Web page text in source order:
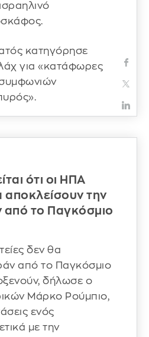
κατηγόρησε
για «κατάφωρες
ότι οι ΗΠΑ
την
από το Παγκόσμιο
δεν θα
από το Παγκόσμιο
δήλωσε ο
Μάρκο Ρούμπιο,
ενός
με την